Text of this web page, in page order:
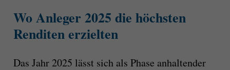
Wo Anleger 2025 die höchsten
Renditen erzielten
Das Jahr 2025 lässt sich als Phase anhaltender